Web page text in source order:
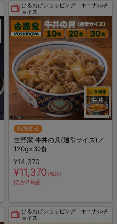
ひるおびショッピング キニナルチ
ョイス
特別価格
吉野家 牛丼の具(通常サイズ)／
120g×30食
¥14,370
¥11,370（税込）
ほか2商品
ひるおびショッピング キニナルチ
ョイス